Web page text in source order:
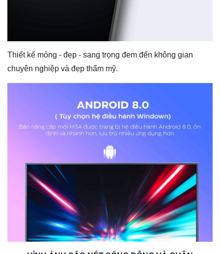
Thiết kế mỏng - đẹp - sang trọng đem đến không gian
chuyên nghiệp và đẹp thẩm mỹ.